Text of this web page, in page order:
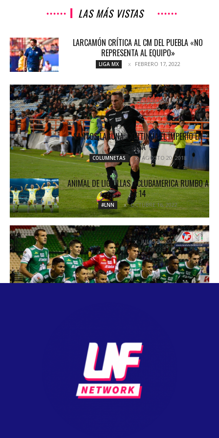
LAS MÁS VISTAS
LARCAMÓN CRÍTICA AL CM DEL PUEBLA «NO
REPRESENTA AL EQUIPO»
LIGA MX FEBRERO 17, 2022
TUZOS GANAN POR LA MÍNIMA EN COPA MX
NOTICIAS FEBRERO 22, 2018
SANTOS LAGUNA: CONTINÚA EL IMPERIO EN
CASA
COLUMNETAS AGOSTO 20, 2018
ANIMAL DE LIGUILLAS #CLUBAMERICA RUMBO A
LA 14
#LNN OCTUBRE 16, 2022
SIN MARGEN DE ERROR
NOTICIAS JULIO 31, 2017